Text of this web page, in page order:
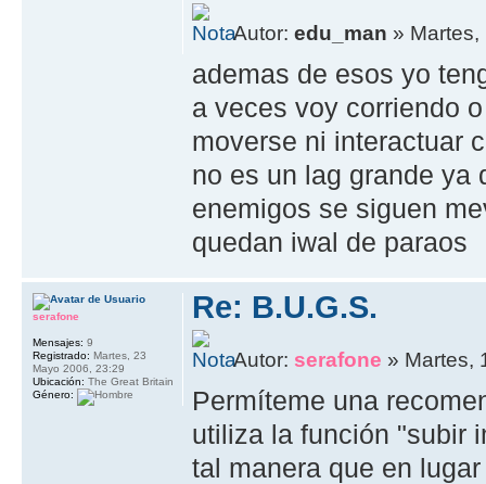
Autor:edu_man »
ademas de esos yo
a veces voy corriendo
moverse ni interactuar
no es un lag grande ya
enemigos se siguen
quedan iwal de paraos
Re: B.U.G.S.
Autor: serafone » Martes,
Permíteme una
utiliza la función "subir
tal manera que en
serafone
Mensajes: 9
Registrado: Martes, 23
Mayo 2006, 23:29
Ubicación: The Great Britain
Género: